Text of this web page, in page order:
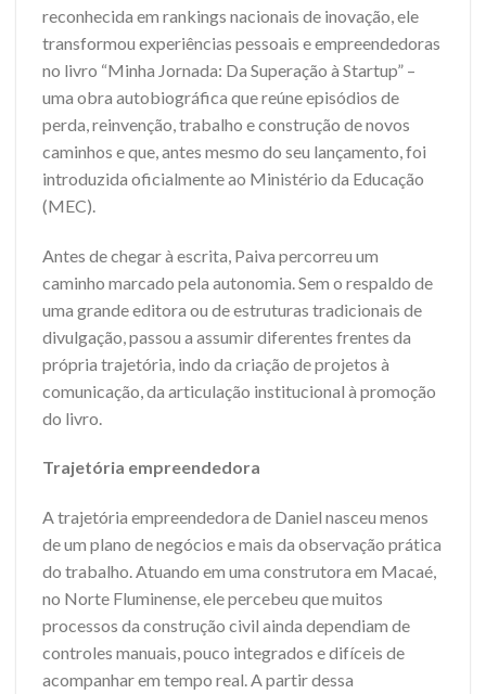
reconhecida em rankings nacionais de inovação, ele
transformou experiências pessoais e empreendedoras
no livro “Minha Jornada: Da Superação à Startup” –
uma obra autobiográfica que reúne episódios de
perda, reinvenção, trabalho e construção de novos
caminhos e que, antes mesmo do seu lançamento, foi
introduzida oficialmente ao Ministério da Educação
(MEC).
Antes de chegar à escrita, Paiva percorreu um
caminho marcado pela autonomia. Sem o respaldo de
uma grande editora ou de estruturas tradicionais de
divulgação, passou a assumir diferentes frentes da
própria trajetória, indo da criação de projetos à
comunicação, da articulação institucional à promoção
do livro.
Trajetória empreendedora
A trajetória empreendedora de Daniel nasceu menos
de um plano de negócios e mais da observação prática
do trabalho. Atuando em uma construtora em Macaé,
no Norte Fluminense, ele percebeu que muitos
processos da construção civil ainda dependiam de
controles manuais, pouco integrados e difíceis de
acompanhar em tempo real. A partir dessa